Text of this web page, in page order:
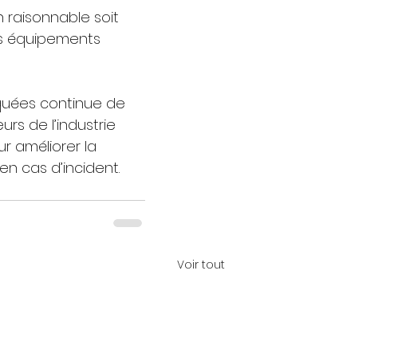
raisonnable soit
équipements
continue de
de l’industrie
améliorer la
cas d’incident.
Voir tout